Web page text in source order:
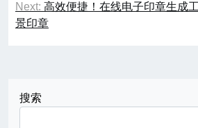
导
Next: 高效便捷！在线电子印章生成
景印章
搜索